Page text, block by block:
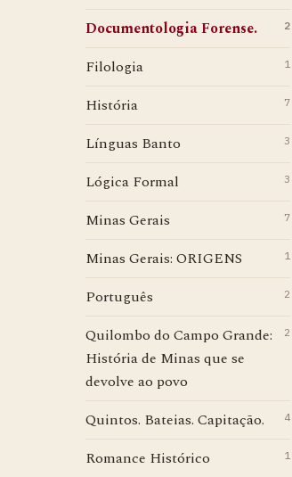
Documentologia Forense. 2
Filologia 1
História 7
Línguas Banto 3
Lógica Formal 3
Minas Gerais 7
Minas Gerais: ORIGENS 1
Português 2
Quilombo do Campo Grande:
História de Minas que se
devolve ao povo
2
Quintos. Bateias. Capitação. 4
Romance Histórico 1